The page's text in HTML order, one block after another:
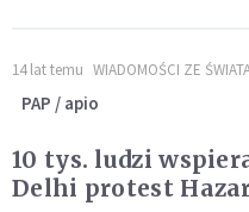
14 lat temu WIADOMOŚCI ZE
PAP / apio
10 tys. ludzi
Delhi protest